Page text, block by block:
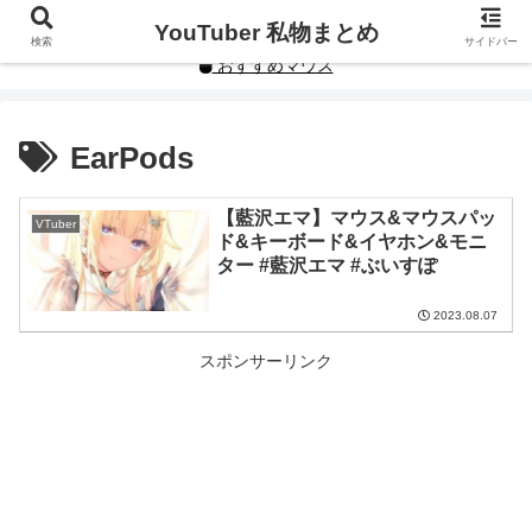
YouTuberや人気インフルエンサーの私物まとめです。
おすすめマウス
EarPods
VTuber
【藍沢エマ】マウス&マウスパッ
ド&キーボード&イヤホン&モニ
ター #藍沢エマ #ぶいすぽ
2023.08.07
スポンサーリンク
検索 YouTuber 私物まとめ サイドバー